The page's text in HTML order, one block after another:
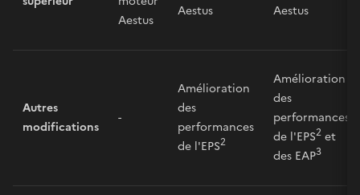
Aestus
Aestus
Aestus
Autres
modifications
-
Amélioration
des
performances
de l'EPS2
Amélioration
des
performances
de l'EPS2 et
des EAP3